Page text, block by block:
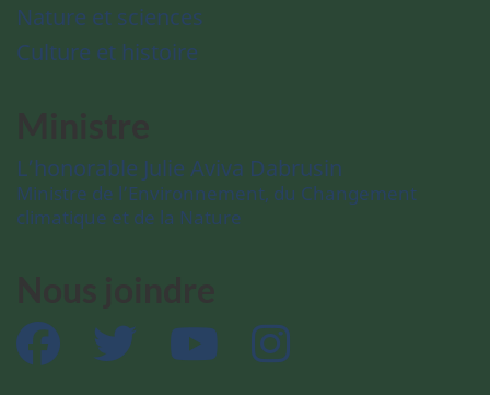
Nature et sciences
Culture et histoire
L’honorable Julie Aviva Dabrusin
Ministre de l’Environnement, du Changement
climatique et de la Nature
Facebook Twitter YouTube